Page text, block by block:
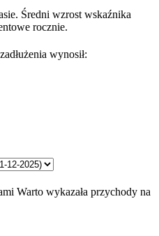
Średni wzrost wskaźnika
rocznie.
wynosił:
Warto wykazała przychody na